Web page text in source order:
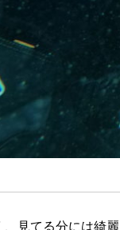
、見てる分には綺